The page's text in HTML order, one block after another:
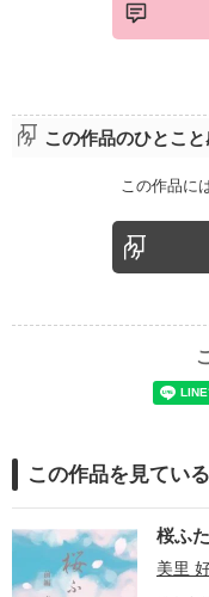
この作品のひとこと
この作品に
この作品を見てい
桜ふ
美里